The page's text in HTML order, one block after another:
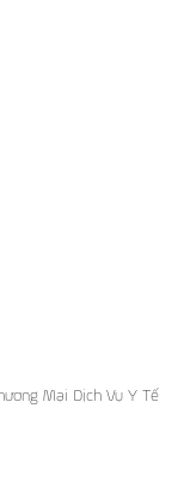
Mại Dịch Vụ Y Tế